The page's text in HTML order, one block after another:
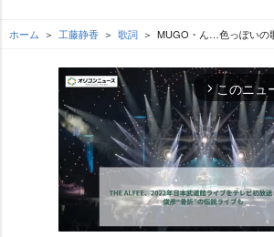
ホーム 工藤静香 歌詞 MUGO・ん…色っぽいの
arrow_forward_ios このニュ